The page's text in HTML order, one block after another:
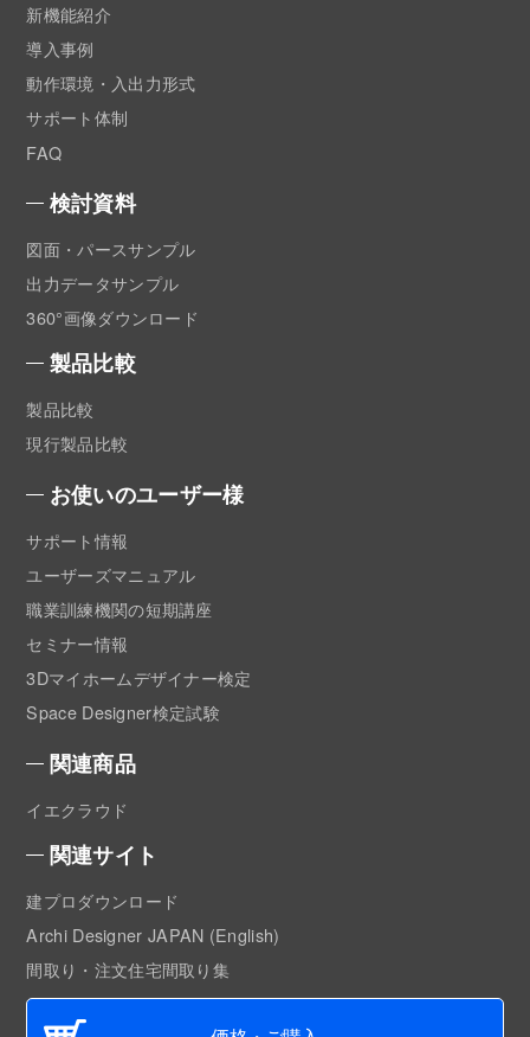
新機能紹介
導入事例
動作環境・入出力形式
サポート体制
FAQ
検討資料
図面・パースサンプル
出力データサンプル
360°画像ダウンロード
製品比較
製品比較
現行製品比較
お使いのユーザー様
サポート情報
ユーザーズマニュアル
職業訓練機関の短期講座
セミナー情報
3Dマイホームデザイナー検定
Space Designer検定試験
関連商品
イエクラウド
関連サイト
建プロダウンロード
Archi Designer JAPAN (English)
間取り・注文住宅間取り集